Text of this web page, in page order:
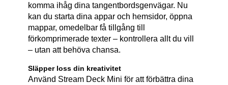
komma ihåg dina tangentbordsgenvägar. Nu
kan du starta dina appar och hemsidor, öppna
mappar, omedelbar få tillgång till
förkomprimerade texter – kontrollera allt du vill
– utan att behöva chansa.
Släpper loss din kreativitet
Använd Stream Deck Mini för att förbättra dina